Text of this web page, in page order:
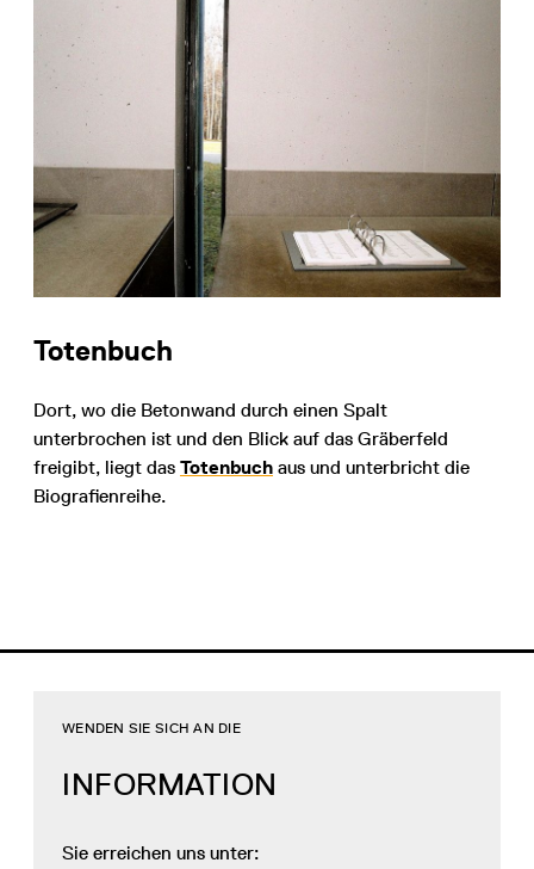
Totenbuch
Dort, wo die Betonwand durch einen Spalt
unterbrochen ist und den Blick auf das Gräberfeld
freigibt, liegt das Totenbuch aus und unterbricht die
Biografienreihe.
INFORMATION
WENDEN SIE SICH AN DIE
Sie erreichen uns unter: